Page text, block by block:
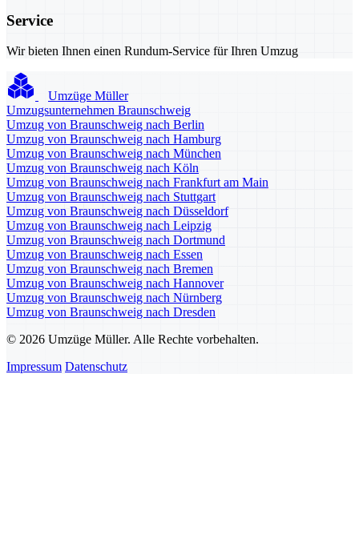
Service
Wir bieten Ihnen einen Rundum-Service für Ihren Umzug
Umzüge Müller
Umzugsunternehmen Braunschweig
Umzug von Braunschweig nach Berlin
Umzug von Braunschweig nach Hamburg
Umzug von Braunschweig nach München
Umzug von Braunschweig nach Köln
Umzug von Braunschweig nach Frankfurt am Main
Umzug von Braunschweig nach Stuttgart
Umzug von Braunschweig nach Düsseldorf
Umzug von Braunschweig nach Leipzig
Umzug von Braunschweig nach Dortmund
Umzug von Braunschweig nach Essen
Umzug von Braunschweig nach Bremen
Umzug von Braunschweig nach Hannover
Umzug von Braunschweig nach Nürnberg
Umzug von Braunschweig nach Dresden
© 2026 Umzüge Müller. Alle Rechte vorbehalten.
Impressum Datenschutz